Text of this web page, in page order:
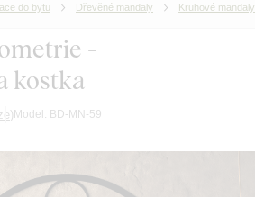
do bytu Dřevěné mandaly Kruhové mandaly
-
kostka
) Model: BD-MN-59